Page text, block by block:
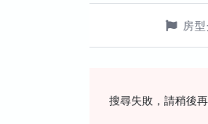
房
搜尋失敗，請稍後